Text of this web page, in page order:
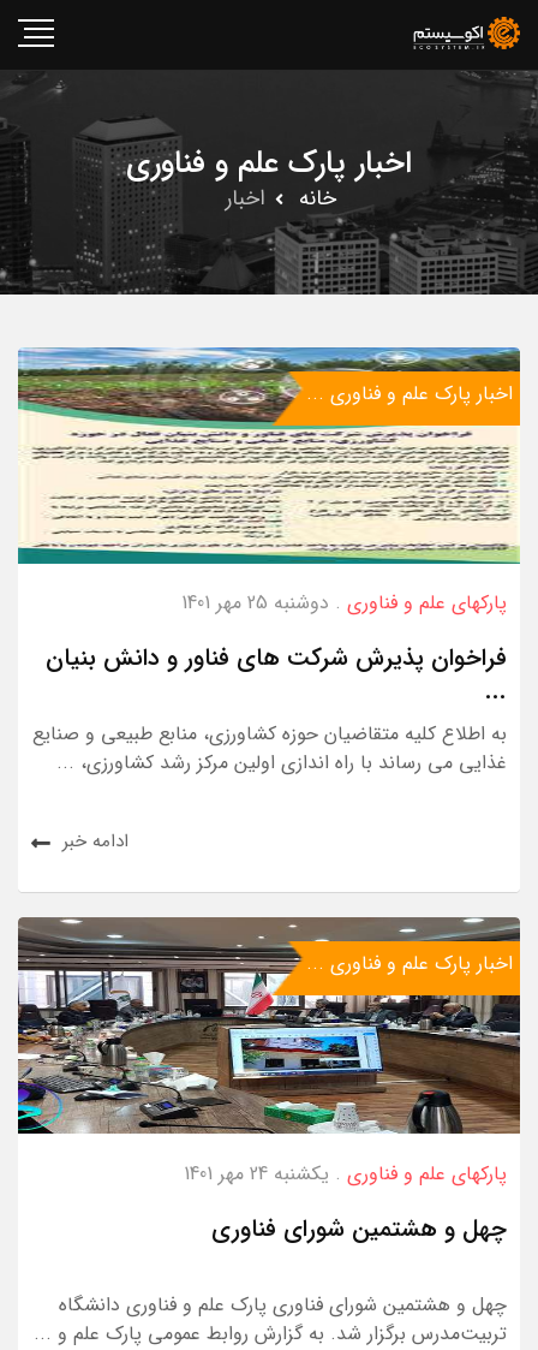
اخبار پارک علم و فناوری
خانه اخبار
اخبار پارک علم و فناوری ...
پارکهای علم و فناوری. دوشنبه 25 مهر 1401
فراخوان پذیرش شرکت های فناور و دانش بنیان
...
به اطلاع کلیه متقاضیان حوزه کشاورزی، منابع طبیعی و صنایع
غذایی می رساند با راه اندازی اولین مرکز رشد کشاورزی، ...
ادامه خبر
اخبار پارک علم و فناوری ...
پارکهای علم و فناوری. یکشنبه 24 مهر 1401
چهل و هشتمین شورای فناوری
چهل و هشتمین شورای فناوری پارک علم و فناوری دانشگاه
تربیت‌مدرس برگزار شد. به گزارش روابط عمومی پارک علم و ...